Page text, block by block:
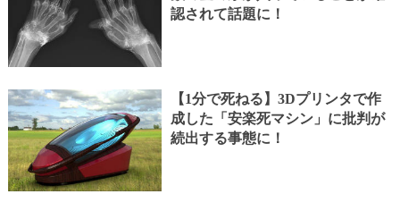
認されて話題に！
【1分で死ねる】3Dプリンタで作
成した「安楽死マシン」に批判が
続出する事態に！